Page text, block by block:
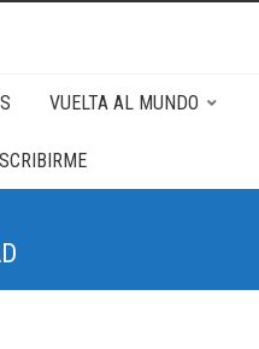
VUELTA AL MUNDO